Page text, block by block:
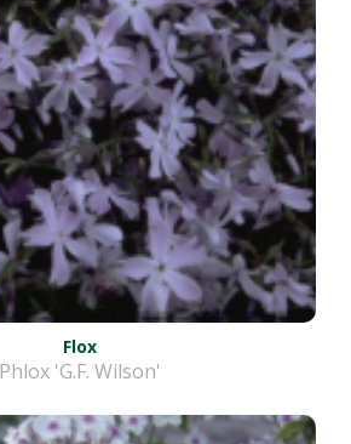
Flox
Phlox 'G.F. Wilson'